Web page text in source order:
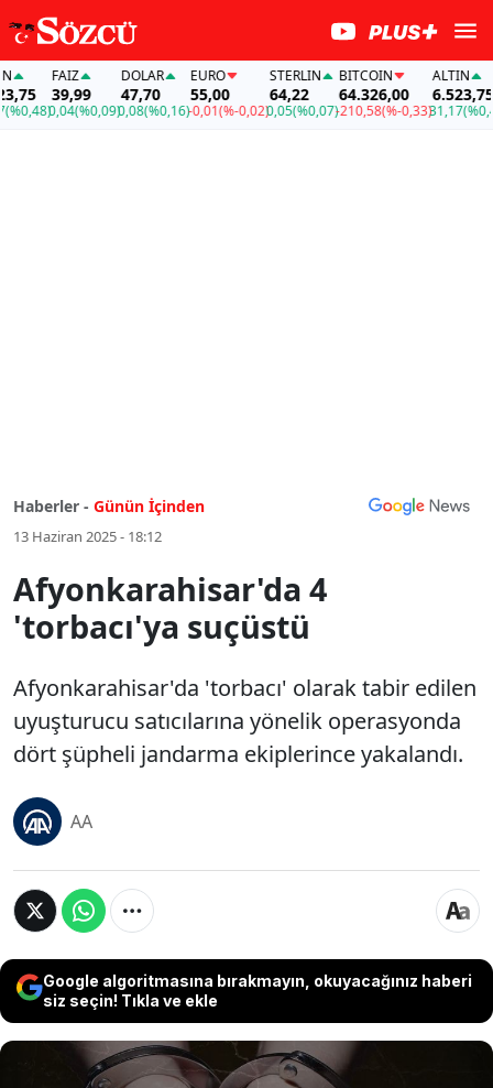
FAİZ
39,99
0,04(%0,09)
DOLAR
47,70
0,08(%0,16)
EURO
55,00
-0,01(%-0,02)
STERLIN
64,22
0,05(%0,07)
BITCOIN
64.326,00
-210,58(%-0,33)
ALTIN
6.523,75
31,17
Haberler - Günün İçinden
13 Haziran 2025 - 18:12
Afyonkarahisar'da 4
'torbacı'ya suçüstü
Afyonkarahisar'da 'torbacı' olarak tabir edilen
uyuşturucu satıcılarına yönelik operasyonda
dört şüpheli jandarma ekiplerince yakalandı.
AA
Google algoritmasına bırakmayın, okuyacağınız haberi
siz seçin! Tıkla ve ekle